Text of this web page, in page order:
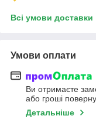
Всі умови доставки
Умови оплати
Ви отримаєте
або гроші
Детальніше